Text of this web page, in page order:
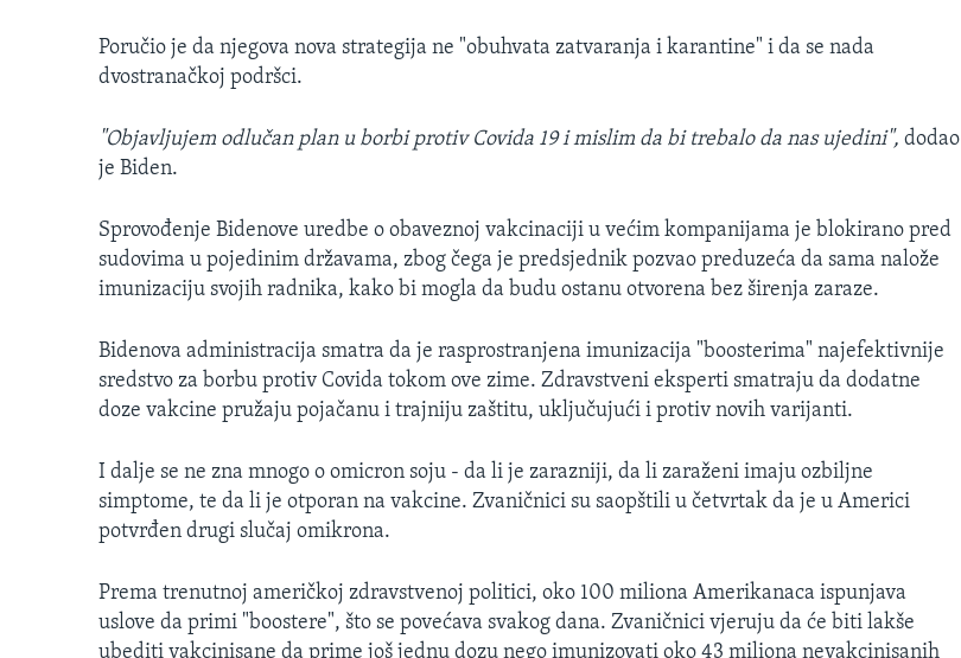
Poručio je da njegova nova strategija ne "obuhvata zatvaranja i karantine" i da se nada
dvostranačkoj podršci.
"Objavljujem odlučan plan u borbi protiv Covida 19 i mislim da bi trebalo da nas ujedini", dodao
je Biden.
Sprovođenje Bidenove uredbe o obaveznoj vakcinaciji u većim kompanijama je blokirano pred
sudovima u pojedinim državama, zbog čega je predsjednik pozvao preduzeća da sama nalože
imunizaciju svojih radnika, kako bi mogla da budu ostanu otvorena bez širenja zaraze.
Bidenova administracija smatra da je rasprostranjena imunizacija "boosterima" najefektivnije
sredstvo za borbu protiv Covida tokom ove zime. Zdravstveni eksperti smatraju da dodatne
doze vakcine pružaju pojačanu i trajniju zaštitu, uključujući i protiv novih varijanti.
I dalje se ne zna mnogo o omicron soju - da li je zarazniji, da li zaraženi imaju ozbiljne
simptome, te da li je otporan na vakcine. Zvaničnici su saopštili u četvrtak da je u Americi
potvrđen drugi slučaj omikrona.
Prema trenutnoj američkoj zdravstvenoj politici, oko 100 miliona Amerikanaca ispunjava
uslove da primi "boostere", što se povećava svakog dana. Zvaničnici vjeruju da će biti lakše
ubediti vakcinisane da prime još jednu dozu nego imunizovati oko 43 miliona nevakcinisanih